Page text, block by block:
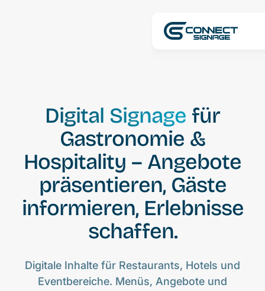
Digital Signage für
Gastronomie &
Hospitality – Angebote
präsentieren, Gäste
informieren, Erlebnisse
schaffen.
Digitale Inhalte für Restaurants, Hotels und
Eventbereiche. Menüs, Angebote und